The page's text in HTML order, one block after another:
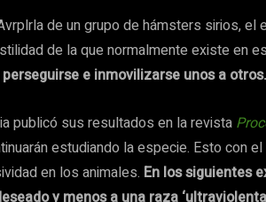
de un grupo de hámsters sirios,
de la que normalmente existe en
e inmovilizarse unos a otros.
publicó sus resultados en la revista
estudiando la especie. Esto con
en los animales. En los siguientes
y menos a una raza